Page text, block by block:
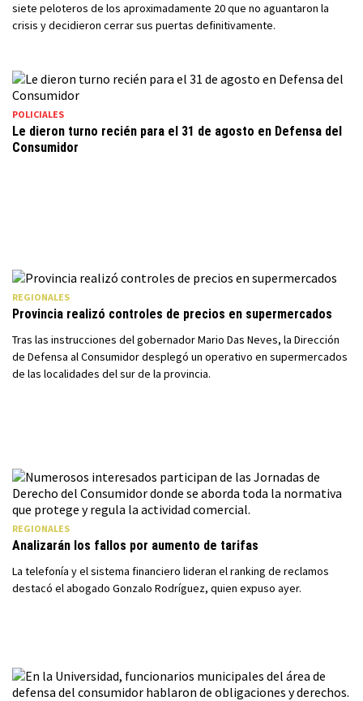
siete peloteros de los aproximadamente 20 que no aguantaron la
crisis y decidieron cerrar sus puertas definitivamente.
POLICIALES
Le dieron turno recién para el 31 de agosto en Defensa del
Consumidor
REGIONALES
Provincia realizó controles de precios en supermercados
Tras las instrucciones del gobernador Mario Das Neves, la Dirección
de Defensa al Consumidor desplegó un operativo en supermercados
de las localidades del sur de la provincia.
REGIONALES
Analizarán los fallos por aumento de tarifas
La telefonía y el sistema financiero lideran el ranking de reclamos
destacó el abogado Gonzalo Rodríguez, quien expuso ayer.